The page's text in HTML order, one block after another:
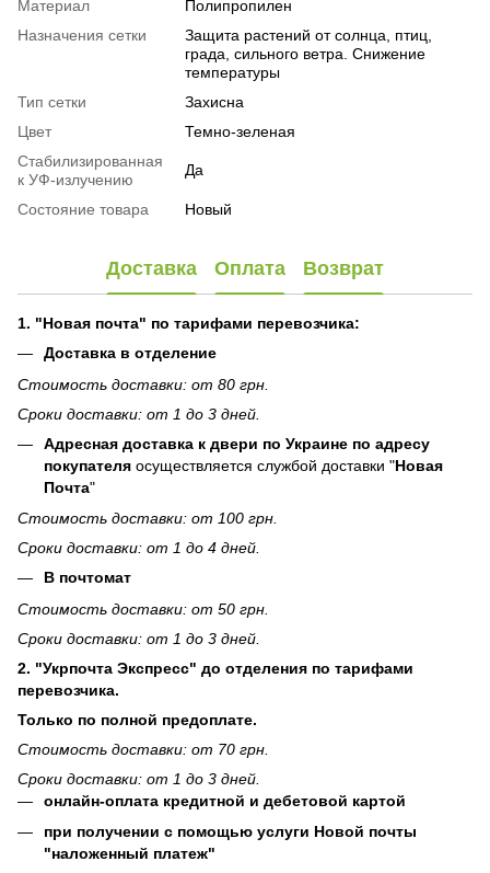
Материал
Полипропилен
Назначения сетки
Защита растений от солнца, птиц,
града, сильного ветра. Снижение
температуры
Тип сетки
Захисна
Цвет
Темно-зеленая
Стабилизированная
к УФ-излучению
Да
Состояние товара Новый
Доставка Оплата Возврат
1. "Новая почта" по тарифами перевозчика:
Доставка в отделение
Стоимость доставки: от 80 грн.
Сроки доставки: от 1 до 3 дней.
Адресная доставка к двери по Украине по адресу
покупателя осуществляется службой доставки "Новая
Почта"
Стоимость доставки: от 100 грн.
Сроки доставки: от 1 до 4 дней.
В почтомат
Стоимость доставки: от 50 грн.
Сроки доставки: от 1 до 3 дней.
2. "Укрпочта Экспресс" до отделения по тарифами
перевозчика.
Только по полной предоплате.
Стоимость доставки: от 70 грн.
Сроки доставки: от 1 до 3 дней.
онлайн-оплата кредитной и дебетовой картой
при получении с помощью услуги Новой почты
"наложенный платеж"